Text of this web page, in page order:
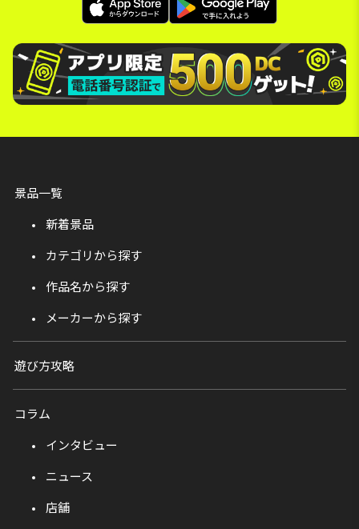
景品一覧
新着景品
カテゴリから探す
作品名から探す
メーカーから探す
遊び方攻略
コラム
インタビュー
ニュース
店舗